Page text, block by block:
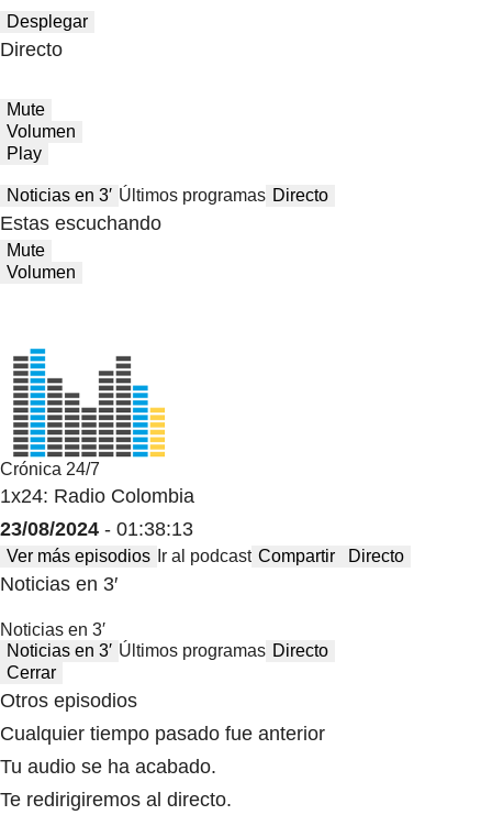
Desplegar
Directo
Mute
Volumen
Play
Noticias en 3′ Últimos programas Directo
Estas escuchando
Mute
Volumen
Crónica 24/7
1x24: Radio Colombia
23/08/2024 - 01:38:13
Ver más episodios Ir al podcast Compartir Directo
Noticias en 3′
Noticias en 3′
Noticias en 3′ Últimos programas Directo
Cerrar
Otros episodios
Cualquier tiempo pasado fue anterior
Tu audio se ha acabado.
Te redirigiremos al directo.